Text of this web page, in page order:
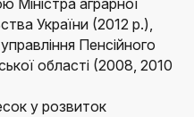
аграрної
України (2012 р.),
Пенсійного
області (2008, 2010
у розвиток